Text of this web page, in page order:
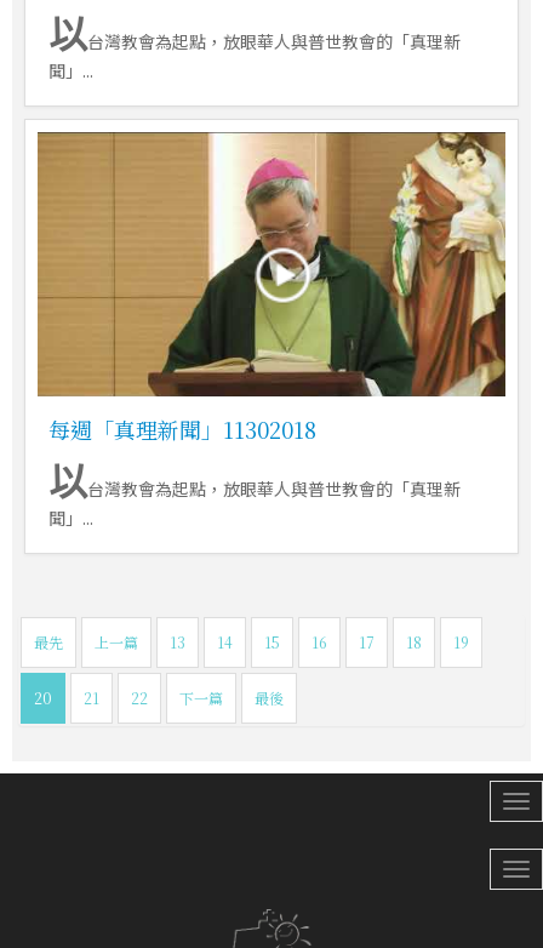
以台灣教會為起點，放眼華人與普世教會的「真理新
聞」...
每週「真理新聞」11302018
以台灣教會為起點，放眼華人與普世教會的「真理新
聞」...
最先 上一篇 13 14 15 16 17 18 19
20 21 22 下一篇 最後